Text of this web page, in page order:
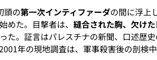
頭の第一次インティファーダの間に浮上
めた。目撃者は、縫合された胸、欠け
。証言はパレスチナの新聞、口述歴史
年の現地調査は、軍事殺害後の剖検